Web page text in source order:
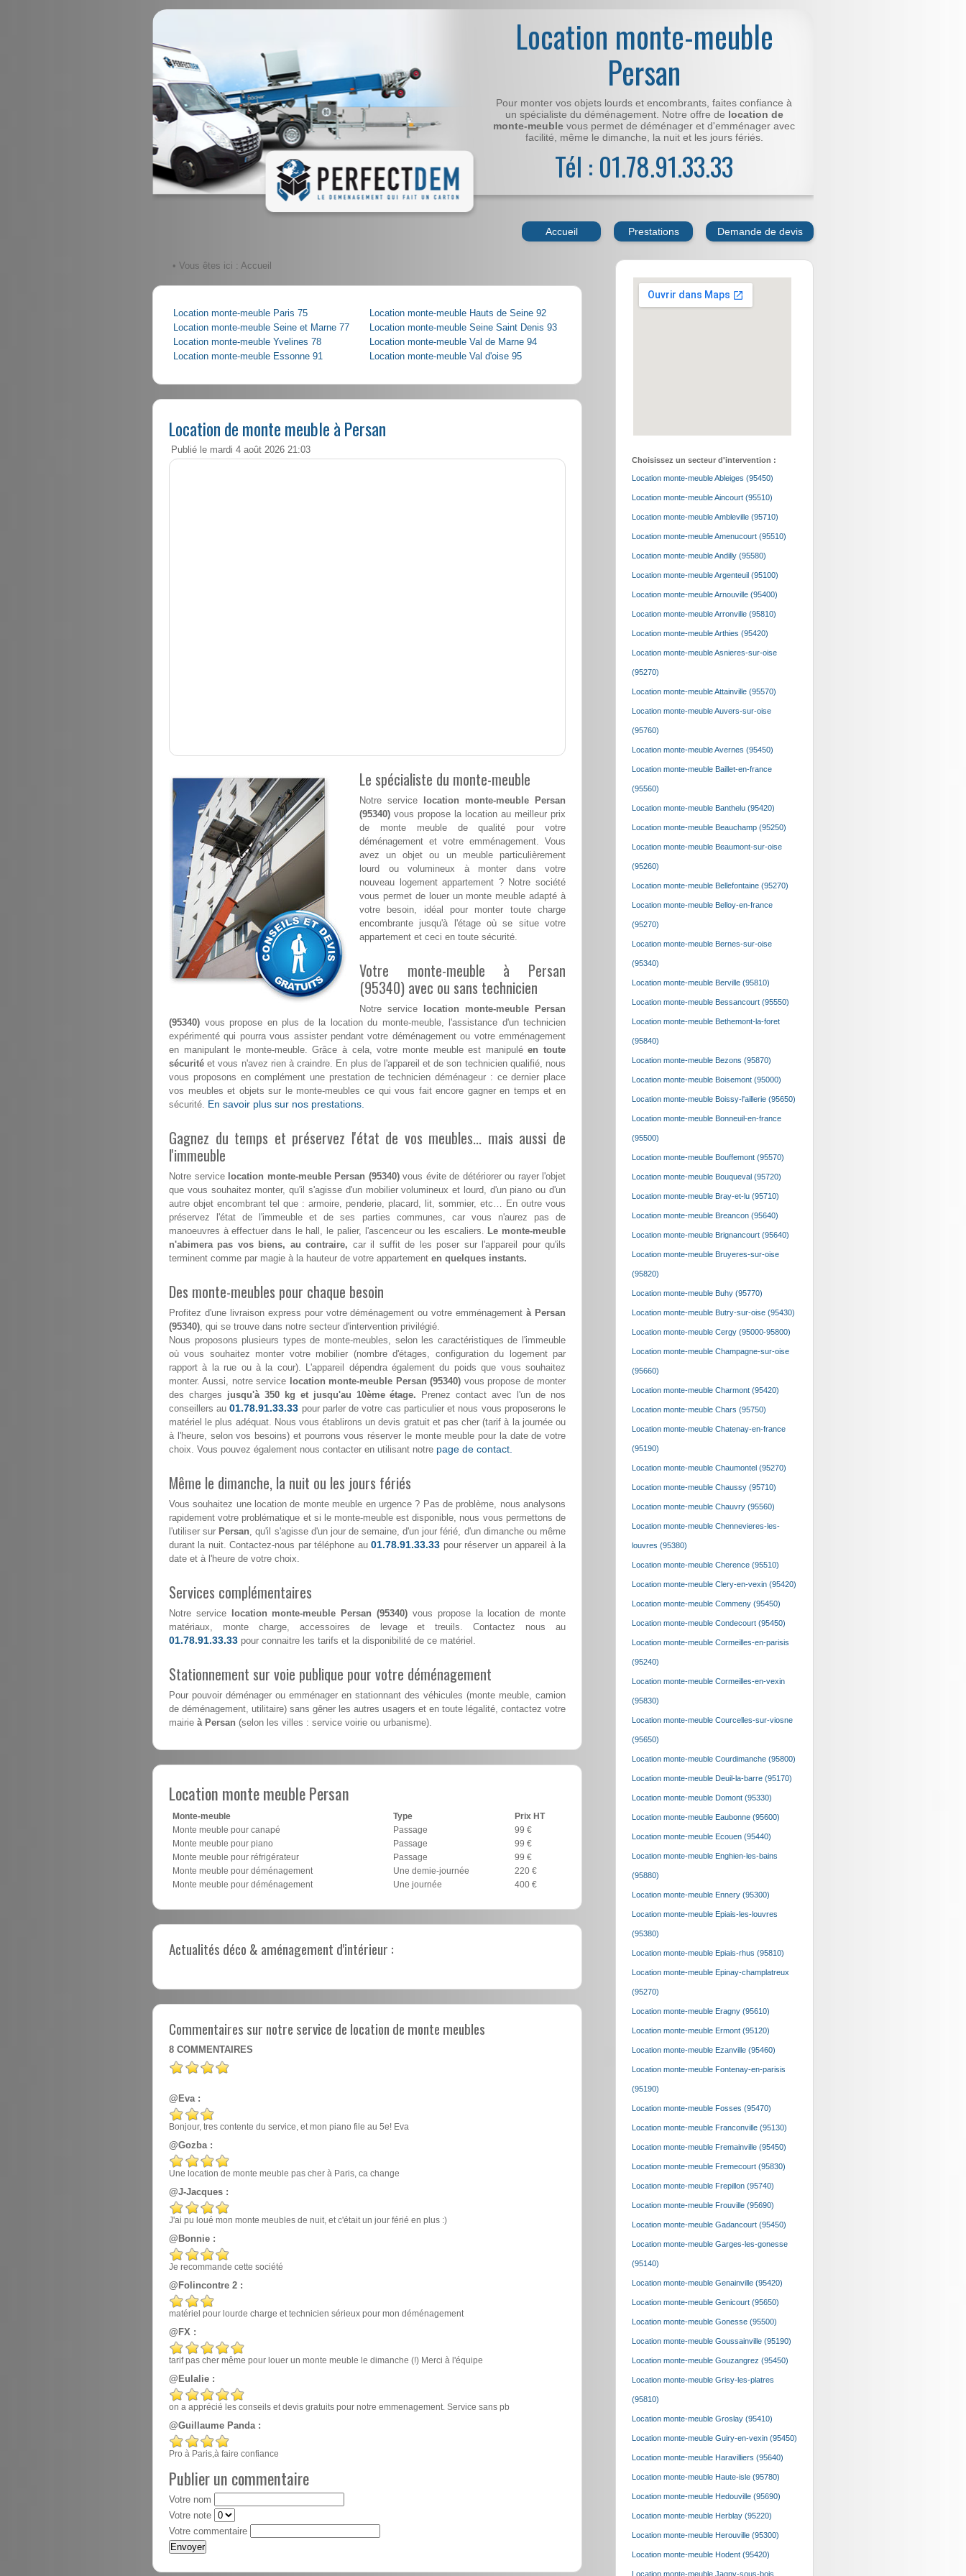
Location monte-meuble
Persan
Pour monter vos objets lourds et encombrants, faites confiance à
un spécialiste du déménagement. Notre offre de location de
monte-meuble vous permet de déménager et d'emménager avec
facilité, même le dimanche, la nuit et les jours fériés.
Tél : 01.78.91.33.33
Accueil Prestations Demande de devis
• Vous êtes ici : Accueil
Location monte-meuble Paris 75
Location monte-meuble Seine et Marne 77
Location monte-meuble Yvelines 78
Location monte-meuble Essonne 91
Location monte-meuble Hauts de Seine 92
Location monte-meuble Seine Saint Denis 93
Location monte-meuble Val de Marne 94
Location monte-meuble Val d'oise 95
Location de monte meuble à Persan
Publié le mardi 4 août 2026 21:03
Le spécialiste du monte-meuble
Notre service
location monte-meuble Persan
(95340) vous propose la location au meilleur prix
de monte meuble de qualité pour votre
déménagement et votre emménagement. Vous
avez un objet ou un meuble particulièrement
lourd ou volumineux à monter dans votre
nouveau logement appartement ? Notre société
vous permet de louer un monte meuble adapté à
votre besoin, idéal pour monter toute charge
encombrante jusqu'à l'étage où se situe votre
appartement et ceci en toute sécurité.
Votre monte-meuble à Persan
(95340) avec ou sans technicien
Notre service
location monte-meuble Persan
(95340) vous propose en plus de la location du monte-meuble, l'assistance d'un technicien
expérimenté qui pourra vous assister pendant votre déménagement ou votre emménagement
en manipulant le monte-meuble. Grâce à cela, votre monte meuble est manipuléen toute
sécurité et vous n'avez rien à craindre. En plus de l'appareil et de son technicien qualifié, nous
vous proposons en complément une prestation de technicien déménageur : ce dernier place
vos meubles et objets sur le monte-meubles ce qui vous fait encore gagner en temps et en
sécurité. En savoir plus sur nos prestations.
Gagnez du temps et préservez l'état de vos meubles... mais aussi de
l'immeuble
Notre service location monte-meuble Persan (95340)vous évite de détériorer ou rayer l'objet
que vous souhaitez monter, qu'il s'agisse d'un mobilier volumineux et lourd, d'un piano ou d'un
autre objet encombrant tel que : armoire, penderie, placard, lit, sommier, etc… En outre vous
préservez l'état de l'immeuble et de ses parties communes, car vous n'aurez pas de
manoeuvres à effectuer dans le hall, le palier, l'ascenceur ou les escaliers. Le monte-meuble
n'abimera pas vos biens, au contraire, car il suffit de les poser sur l'appareil pour qu'ils
terminent comme par magie à la hauteur de votre appartement en quelques instants.
Des monte-meubles pour chaque besoin
Profitez d'une livraison express pour votre déménagement ou votre emménagementà Persan
(95340), qui se trouve dans notre secteur d'intervention privilégié.
Nous proposons plusieurs types de monte-meubles, selon les caractéristiques de l'immeuble
où vous souhaitez monter votre mobilier (nombre d'étages, configuration du logement par
rapport à la rue ou à la cour). L'appareil dépendra également du poids que vous souhaitez
monter. Aussi, notre service location monte-meuble Persan (95340) vous propose de monter
des charges jusqu'à 350 kg et jusqu'au 10ème étage. Prenez contact avec l'un de nos
conseillers au01.78.91.33.33 pour parler de votre cas particulier et nous vous proposerons le
matériel le plus adéquat. Nous vous établirons un devis gratuit et pas cher (tarif à la journée ou
à l'heure, selon vos besoins) et pourrons vous réserver le monte meuble pour la date de votre
choix. Vous pouvez également nous contacter en utilisant notre page de contact.
Même le dimanche, la nuit ou les jours fériés
Vous souhaitez une location de monte meuble en urgence ? Pas de problème, nous analysons
rapidement votre problématique et si le monte-meuble est disponible, nous vous permettons de
l'utiliser sur Persan, qu'il s'agisse d'un jour de semaine, d'un jour férié, d'un dimanche ou même
durant la nuit. Contactez-nous par téléphone au01.78.91.33.33 pour réserver un appareil à la
date et à l'heure de votre choix.
Services complémentaires
Notre service location monte-meuble Persan (95340) vous propose la location de monte
matériaux, monte charge, accessoires de levage et treuils. Contactez nous au
01.78.91.33.33 pour connaitre les tarifs et la disponibilité de ce matériel.
Stationnement sur voie publique pour votre déménagement
Pour pouvoir déménager ou emménager en stationnant des véhicules (monte meuble, camion
de déménagement, utilitaire) sans gêner les autres usagers et en toute légalité, contactez votre
mairie à Persan (selon les villes : service voirie ou urbanisme).
Location monte meuble Persan
Monte-meuble Type
Prix HT
Monte meuble pour canapé
Passage
99 €
Monte meuble pour piano
Passage
99 €
Monte meuble pour réfrigérateur
Passage
99 €
Monte meuble pour déménagement
Une demie-journée
220 €
Monte meuble pour déménagement
Une journée 400 €
Actualités déco & aménagement d'intérieur :
Commentaires sur notre service de location de monte meubles
8 COMMENTAIRES
@Eva :
Bonjour, tres contente du service, et mon piano file au 5e! Eva
@Gozba :
Une location de monte meuble pas cher à Paris, ca change
@J-Jacques :
J'ai pu loué mon monte meubles de nuit, et c'était un jour férié en plus :)
@Bonnie :
Je recommande cette société
@Folincontre 2 :
matériel pour lourde charge et technicien sérieux pour mon déménagement
@FX :
tarif pas cher même pour louer un monte meuble le dimanche (!) Merci à l'équipe
@Eulalie :
on a apprécié les conseils et devis gratuits pour notre emmenagement. Service sans pb
@Guillaume Panda :
Pro à Paris,à faire confiance
Publier un commentaire
Votre nom
Votre note
Votre commentaire
Choisissez un secteur d'intervention :
Location monte-meuble Ableiges (95450)
Location monte-meuble Aincourt (95510)
Location monte-meuble Ambleville (95710)
Location monte-meuble Amenucourt (95510)
Location monte-meuble Andilly (95580)
Location monte-meuble Argenteuil (95100)
Location monte-meuble Arnouville (95400)
Location monte-meuble Arronville (95810)
Location monte-meuble Arthies (95420)
Location monte-meuble Asnieres-sur-oise
(95270)
Location monte-meuble Attainville (95570)
Location monte-meuble Auvers-sur-oise
(95760)
Location monte-meuble Avernes (95450)
Location monte-meuble Baillet-en-france
(95560)
Location monte-meuble Banthelu (95420)
Location monte-meuble Beauchamp (95250)
Location monte-meuble Beaumont-sur-oise
(95260)
Location monte-meuble Bellefontaine (95270)
Location monte-meuble Belloy-en-france
(95270)
Location monte-meuble Bernes-sur-oise
(95340)
Location monte-meuble Berville (95810)
Location monte-meuble Bessancourt (95550)
Location monte-meuble Bethemont-la-foret
(95840)
Location monte-meuble Bezons (95870)
Location monte-meuble Boisemont (95000)
Location monte-meuble Boissy-l'aillerie (95650)
Location monte-meuble Bonneuil-en-france
(95500)
Location monte-meuble Bouffemont (95570)
Location monte-meuble Bouqueval (95720)
Location monte-meuble Bray-et-lu (95710)
Location monte-meuble Breancon (95640)
Location monte-meuble Brignancourt (95640)
Location monte-meuble Bruyeres-sur-oise
(95820)
Location monte-meuble Buhy (95770)
Location monte-meuble Butry-sur-oise (95430)
Location monte-meuble Cergy (95000-95800)
Location monte-meuble Champagne-sur-oise
(95660)
Location monte-meuble Charmont (95420)
Location monte-meuble Chars (95750)
Location monte-meuble Chatenay-en-france
(95190)
Location monte-meuble Chaumontel (95270)
Location monte-meuble Chaussy (95710)
Location monte-meuble Chauvry (95560)
Location monte-meuble Chennevieres-les-
louvres (95380)
Location monte-meuble Cherence (95510)
Location monte-meuble Clery-en-vexin (95420)
Location monte-meuble Commeny (95450)
Location monte-meuble Condecourt (95450)
Location monte-meuble Cormeilles-en-parisis
(95240)
Location monte-meuble Cormeilles-en-vexin
(95830)
Location monte-meuble Courcelles-sur-viosne
(95650)
Location monte-meuble Courdimanche (95800)
Location monte-meuble Deuil-la-barre (95170)
Location monte-meuble Domont (95330)
Location monte-meuble Eaubonne (95600)
Location monte-meuble Ecouen (95440)
Location monte-meuble Enghien-les-bains
(95880)
Location monte-meuble Ennery (95300)
Location monte-meuble Epiais-les-louvres
(95380)
Location monte-meuble Epiais-rhus (95810)
Location monte-meuble Epinay-champlatreux
(95270)
Location monte-meuble Eragny (95610)
Location monte-meuble Ermont (95120)
Location monte-meuble Ezanville (95460)
Location monte-meuble Fontenay-en-parisis
(95190)
Location monte-meuble Fosses (95470)
Location monte-meuble Franconville (95130)
Location monte-meuble Fremainville (95450)
Location monte-meuble Fremecourt (95830)
Location monte-meuble Frepillon (95740)
Location monte-meuble Frouville (95690)
Location monte-meuble Gadancourt (95450)
Location monte-meuble Garges-les-gonesse
(95140)
Location monte-meuble Genainville (95420)
Location monte-meuble Genicourt (95650)
Location monte-meuble Gonesse (95500)
Location monte-meuble Goussainville (95190)
Location monte-meuble Gouzangrez (95450)
Location monte-meuble Grisy-les-platres
(95810)
Location monte-meuble Groslay (95410)
Location monte-meuble Guiry-en-vexin (95450)
Location monte-meuble Haravilliers (95640)
Location monte-meuble Haute-isle (95780)
Location monte-meuble Hedouville (95690)
Location monte-meuble Herblay (95220)
Location monte-meuble Herouville (95300)
Location monte-meuble Hodent (95420)
Location monte-meuble Jagny-sous-bois